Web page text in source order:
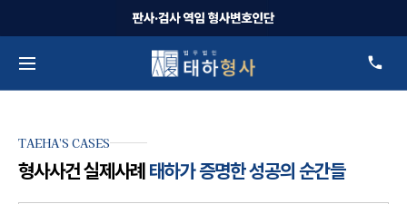
TAEHA’S CASES
형사사건 실제사례 태하가 증명한 성공의 순간들